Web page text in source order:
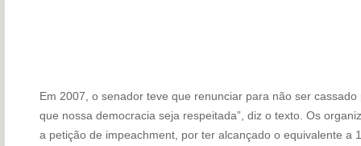
Em 2007, o senador teve que renunciar para não ser
que nossa democracia seja respeitada”, diz o texto. Os
a petição de impeachment, por ter alcançado o equivalente a